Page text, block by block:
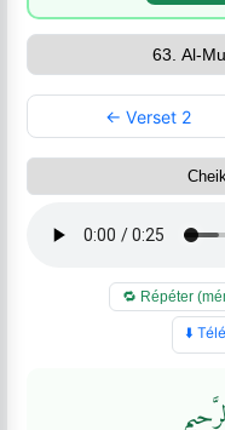
← Verset 2
🔁 Répéter
⬇️